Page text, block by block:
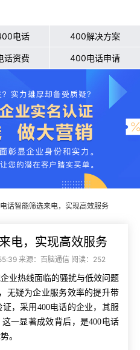
电话 400解决方案
话资费 400电话申请
话智能筛选来电，实现高效服务
电，实现高效服务
来源：百脑通信 阅读：252
业热线面临的骚扰与低效问题
无疑为企业服务效率的提升带
，采用400电话的企业，其服
一显著成效背后，是400电话
。